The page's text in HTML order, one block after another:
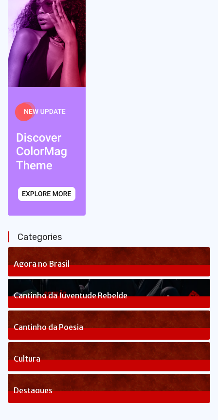
Categories
Agora no Brasil
236Posts
Cantinho da Juventude Rebelde
3Posts
Cantinho da Poesia
1Posts
Cultura
82Posts
Destaques